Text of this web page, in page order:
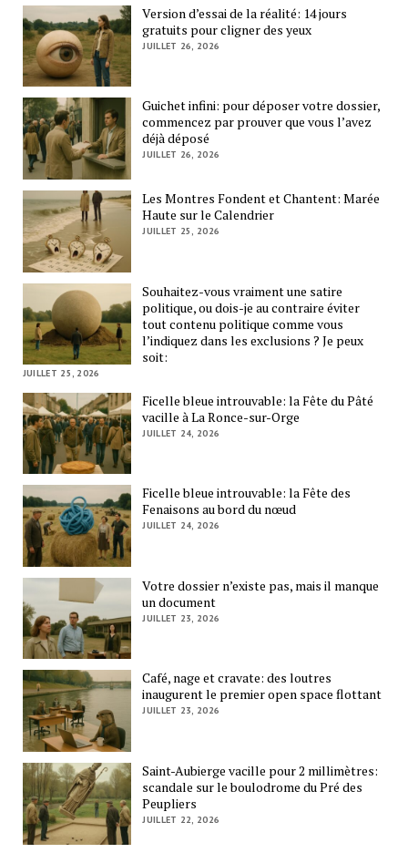
Version d’essai de la réalité: 14 jours
gratuits pour cligner des yeux
JUILLET 26, 2026
Guichet infini: pour déposer votre dossier,
commencez par prouver que vous l’avez
déjà déposé
JUILLET 26, 2026
Les Montres Fondent et Chantent: Marée
Haute sur le Calendrier
JUILLET 25, 2026
Souhaitez-vous vraiment une satire
politique, ou dois-je au contraire éviter
tout contenu politique comme vous
l’indiquez dans les exclusions ? Je peux
soit:
JUILLET 25, 2026
Ficelle bleue introuvable: la Fête du Pâté
vacille à La Ronce-sur-Orge
JUILLET 24, 2026
Ficelle bleue introuvable: la Fête des
Fenaisons au bord du nœud
JUILLET 24, 2026
Votre dossier n’existe pas, mais il manque
un document
JUILLET 23, 2026
Café, nage et cravate: des loutres
inaugurent le premier open space flottant
JUILLET 23, 2026
Saint-Aubierge vacille pour 2 millimètres:
scandale sur le boulodrome du Pré des
Peupliers
JUILLET 22, 2026